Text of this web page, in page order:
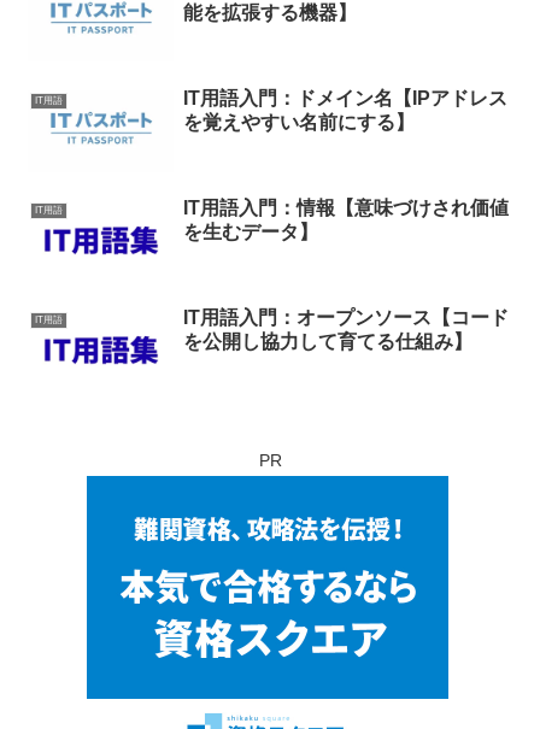
能を拡張する機器】
IT用語
IT用語入門：ドメイン名【IPアドレス
を覚えやすい名前にする】
IT用語
IT用語入門：情報【意味づけされ価値
を生むデータ】
IT用語
IT用語入門：オープンソース【コード
を公開し協力して育てる仕組み】
PR